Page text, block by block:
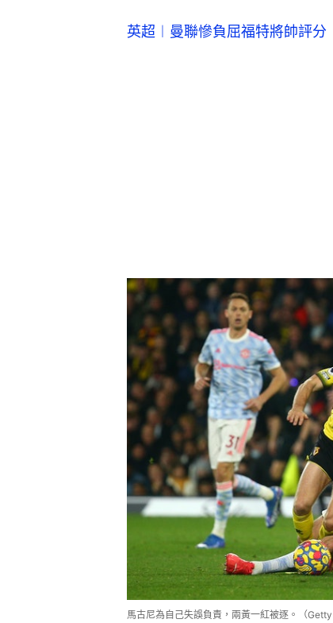
英超︱曼聯慘負屈福特將帥評
馬古尼為自己失誤負責，兩黃一紅被逐。（
上周為英格蘭國家隊效力的馬
失外，更有進帳，助攻助守，
後，這名曼聯隊長意氣風發，
草，此時用手指作勢塞住耳洞
嬲擔任旁述的曼聯名宿堅尼，
聲」。